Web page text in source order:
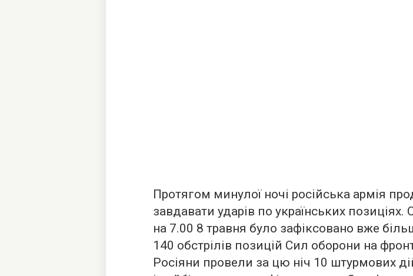
Протягом минулої ночі російська армія
завдавати ударів по українських позиціях.
на 7.00 8 травня було зафіксовано вже
140 обстрілів позицій Сил оборони на
Росіяни провели за цю ніч 10 штурмових